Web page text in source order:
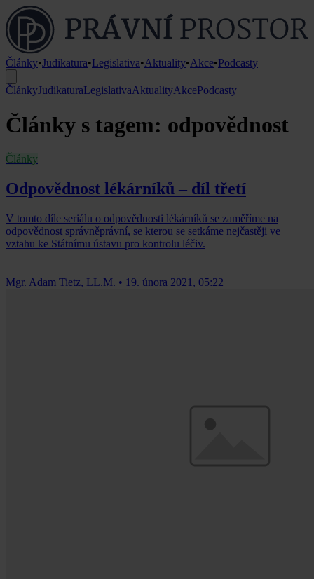
Články•Judikatura•Legislativa•Aktuality•Akce•Podcasty
ČlánkyJudikaturaLegislativaAktualityAkcePodcasty
Články s tagem: odpovědnost
Články
Odpovědnost lékárníků – díl třetí
V tomto díle seriálu o odpovědnosti lékárníků se zaměříme na
odpovědnost správněprávní, se kterou se setkáme nejčastěji ve
vztahu ke Státnímu ústavu pro kontrolu léčiv.
Mgr. Adam Tietz, LL.M. • 19. února 2021, 05:22